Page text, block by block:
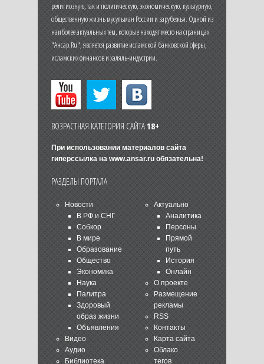
религиозную, так и политическую, экономическую, культурную,
общественную жизнь мусульман России и зарубежья. Одной из
наиболее актуальных тем, которые находят место на страницах
"Ансар.Ru", является развитие исламской банковской сферы,
исламских финансов и халяль-индустрии.
ВОЗРАСТНАЯ КАТЕГОРИЯ САЙТА18+
При использовании материалов сайта
гиперссылка на www.ansar.ruобязательна!
РАЗДЕЛЫ ПОРТАЛА
Новости
В РФ и СНГ
Собкор
В мире
Образование
Общество
Экономика
Наука
Палитра
Здоровый
образ жизни
Объявления
Видео
Аудио
Библиотека
Актуально
Аналитика
Персоны
Прямой
путь
История
Онлайн
О проекте
Размещение
рекламы
RSS
Контакты
Карта сайта
Облако
тегов